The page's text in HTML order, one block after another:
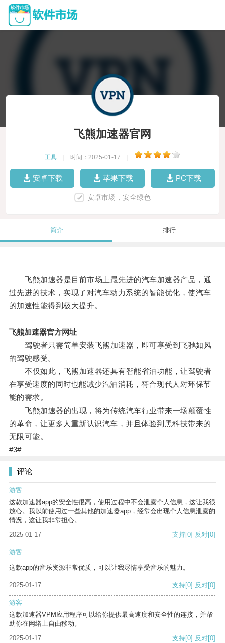
飞熊加速器官网
工具 时间：2025-01-17
安卓下载 苹果下载 PC下载
安卓市场，安全绿色
简介 排行
飞熊加速器是目前市场上最先进的汽车加速器产品，通
过先进的技术，实现了对汽车动力系统的智能优化，使汽车
的加速性能得到极大提升。
飞熊加速器官方网址
驾驶者只需简单安装飞熊加速器，即可享受到飞驰如风
的驾驶感受。
不仅如此，飞熊加速器还具有智能省油功能，让驾驶者
在享受速度的同时也能减少汽油消耗，符合现代人对环保节
能的需求。
飞熊加速器的出现，将为传统汽车行业带来一场颠覆性
的革命，让更多人重新认识汽车，并且体验到黑科技带来的
无限可能。
#3#
评论
游客
这款加速器app的安全性很高，使用过程中不会泄露个人信息，这让我很
放心。我以前使用过一些其他的加速器app，经常会出现个人信息泄露的
情况，这让我非常担心。
2025-01-17
支持[0] 反对[0]
游客
这款app的音乐资源非常优质，可以让我尽情享受音乐的魅力。
2025-01-17 支持[0] 反对[0]
游客
这款加速器VPM应用程序可以给你提供最高速度和安全性的连接，并帮
助你在网络上自由移动。
2025-01-17
支持[0] 反对[0]